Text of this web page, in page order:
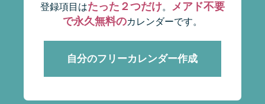
登録項目はたった２つだけ。 メアド不要
で永久無料のカレンダーです。
自分のフリーカレンダー作成